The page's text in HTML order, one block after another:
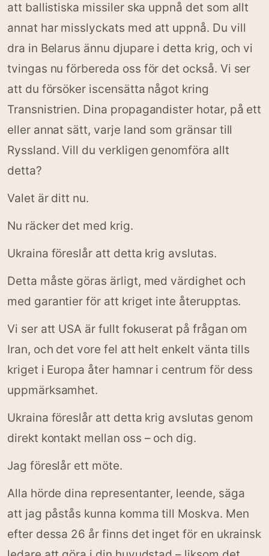
att ballistiska missiler ska uppnå det som allt
annat har misslyckats med att uppnå. Du vill
dra in Belarus ännu djupare i detta krig, och vi
tvingas nu förbereda oss för det också. Vi ser
att du försöker iscensätta något kring
Transnistrien. Dina propagandister hotar, på ett
eller annat sätt, varje land som gränsar till
Ryssland. Vill du verkligen genomföra allt
detta?
Valet är ditt nu.
Nu räcker det med krig.
Ukraina föreslår att detta krig avslutas.
Detta måste göras ärligt, med värdighet och
med garantier för att kriget inte återupptas.
Vi ser att USA är fullt fokuserat på frågan om
Iran, och det vore fel att helt enkelt vänta tills
kriget i Europa åter hamnar i centrum för dess
uppmärksamhet.
Ukraina föreslår att detta krig avslutas genom
direkt kontakt mellan oss – och dig.
Jag föreslår ett möte.
Alla hörde dina representanter, leende, säga
att jag påstås kunna komma till Moskva. Men
efter dessa 26 år finns det inget för en ukrainsk